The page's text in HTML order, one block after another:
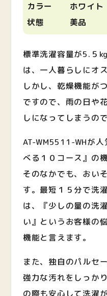
カラー ホワイト
状態 美品
標準洗濯容量が5.５
は、一人暮らしにオ
しかし、乾燥機能が
ですので、雨の日や
しになってしまうの
AT-WM5511-WHが
べる１０コース』の
そのなかでも、おい
す。最短１５分で洗
は、『少しの量の洗
い』というお客様の
機能と言えます。
また、独自のパルセ
強力な汚れをしっか
の際も安心して洗濯